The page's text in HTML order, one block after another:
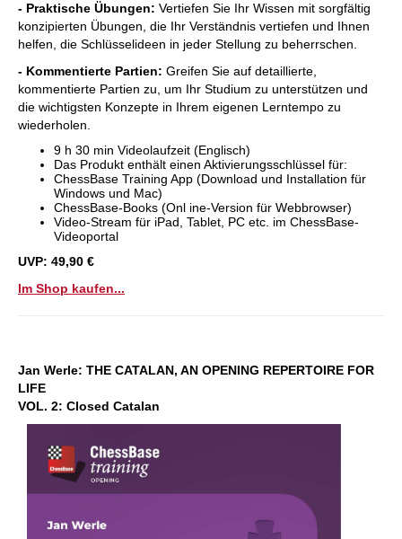
- Praktische Übungen: Vertiefen Sie Ihr Wissen mit sorgfältig
konzipierten Übungen, die Ihr Verständnis vertiefen und Ihnen
helfen, die Schlüsselideen in jeder Stellung zu beherrschen.
- Kommentierte Partien: Greifen Sie auf detaillierte,
kommentierte Partien zu, um Ihr Studium zu unterstützen und
die wichtigsten Konzepte in Ihrem eigenen Lerntempo zu
wiederholen.
9 h 30 min Videolaufzeit (Englisch)
Das Produkt enthält einen Aktivierungsschlüssel für:
ChessBase Training App (Download und Installation für
Windows und Mac)
ChessBase-Books (Onl ine-Version für Webbrowser)
Video-Stream für iPad, Tablet, PC etc. im ChessBase-
Videoportal
UVP: 49,90 €
Im Shop kaufen...
Jan Werle: THE CATALAN, AN OPENING REPERTOIRE FOR
LIFE
VOL. 2: Closed Catalan